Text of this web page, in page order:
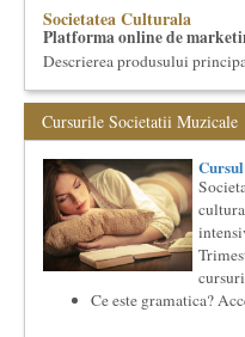
Societatea Culturala
Platforma online de
Descrierea produsului
market...
Imaginary Beyond Reality
Expozitie de arta fotografica
Expozitie de arta fotografica
Spatiu: neoBhoema Art &
...
Saptamana Romano-
Masterclass de traducere
englezi
Cursurile Societatii Muzicale
Ce este gramatica?